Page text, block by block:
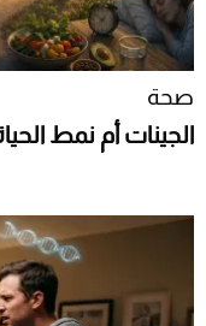
صحة
الجينات أم نمط